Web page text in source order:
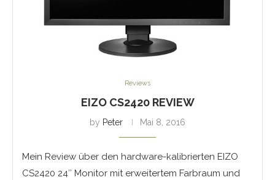
Reviews
EIZO CS2420 REVIEW
by Peter Mai 8, 2016
Mein Review über den hardware-kalibrierten EIZO
CS2420 24″ Monitor mit erweitertem Farbraum und